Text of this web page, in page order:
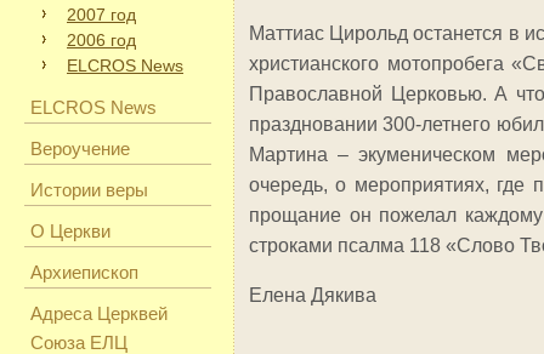
2007 год
2006 год
ELCROS News
ELCROS News
Вероучение
Истории веры
О Церкви
Архиепископ
Адреса Церквей
Союза ЕЛЦ
Маттиас Цирольд останется в
христианского мотопробега
Православной Церковью. А
праздновании 300-летнего
Мартина – экуменическом
очередь, о мероприятиях, где
прощание он пожелал каждому
строками псалма 118 «Слово
Елена Дякива